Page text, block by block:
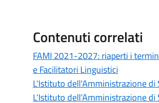
Contenuti correlati
FAMI 2021-2027: riaperti i
e Facilitatori Linguistici
L'Istituto dell'Amministrazione
L'Istituto dell'Amministrazione